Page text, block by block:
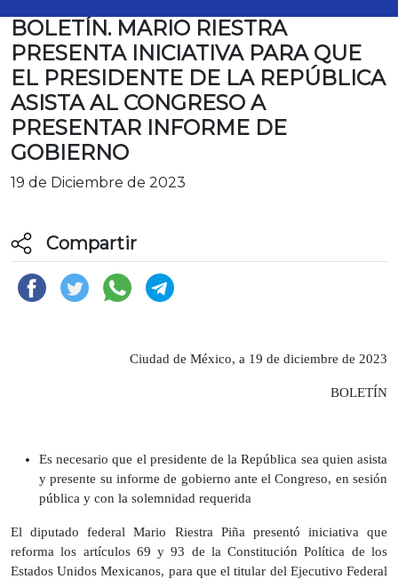
BOLETÍN. MARIO RIESTRA
PRESENTA INICIATIVA PARA QUE
EL PRESIDENTE DE LA REPÚBLICA
ASISTA AL CONGRESO A
PRESENTAR INFORME DE
GOBIERNO
19 de Diciembre de 2023
Compartir
Ciudad de México, a 19 de diciembre de 2023
BOLETÍN
Es necesario que el presidente de la República sea quien asista
y presente su informe de gobierno ante el Congreso, en sesión
pública y con la solemnidad requerida
El diputado federal Mario Riestra Piña presentó iniciativa que
reforma los artículos 69 y 93 de la Constitución Política de los
Estados Unidos Mexicanos, para que el titular del Ejecutivo Federal